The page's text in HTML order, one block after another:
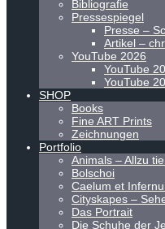
Bibliografie
Pressespiegel
Presse –
Artikel –
YouTube 2026
YouTube
YouTube
SHOP
Books
Fine ART Prints
Zeichnungen
Portfolio
Animals – Allzu
Bolschoi
Caelum et
Cityskapes –
Das Portrait
Die Schuhe der